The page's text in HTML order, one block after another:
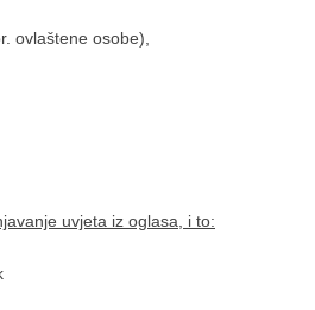
ovlaštene osobe),
uvjeta iz oglasa, i to: